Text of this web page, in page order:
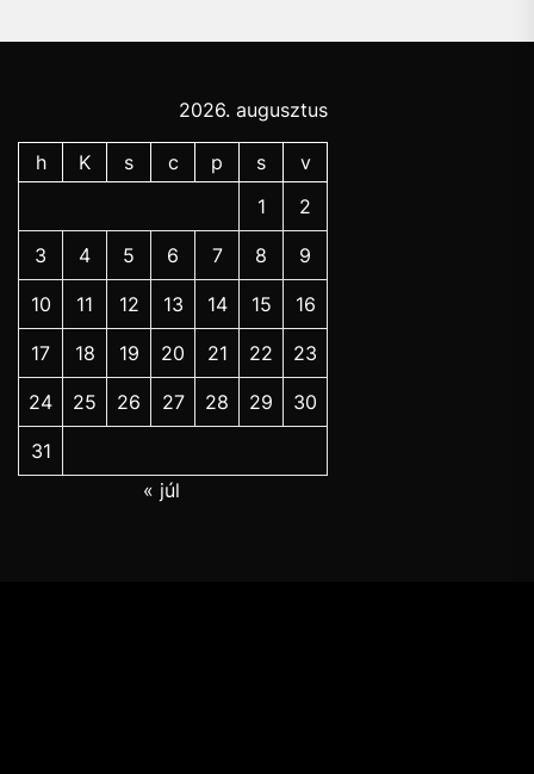
2026. augusztus
h K s c p s
v
1
2
3 4 5 6 7 8 9
10 11 12 13 14 15 16
17 18 19 20 21 22 23
24 25 26 27 28 29 30
31
« júl